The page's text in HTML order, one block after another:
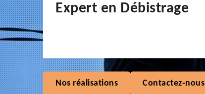
Expert en Débistrage
Nos réalisations Contactez-nous